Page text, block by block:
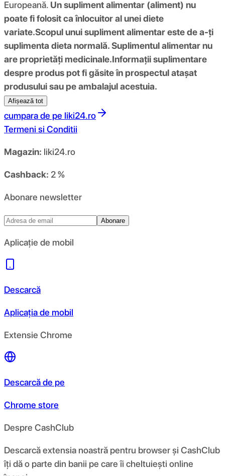
Europeană. Un supliment alimentar (aliment) nu
poate fi folosit ca înlocuitor al unei diete
variate.Scopul unui supliment alimentar este de a-ți
suplimenta dieta normală. Suplimentul alimentar nu
are proprietăți medicinale.Informații suplimentare
despre produs pot fi găsite în prospectul atașat
produsului sau pe ambalajul acestuia.
Afișează tot
cumpara de pe liki24.ro
Termeni si Conditii
Magazin: liki24.ro
Cashback: 2 %
Abonare newsletter
Abonare
Aplicație de mobil
Descarcă
Aplicația de mobil
Extensie Chrome
Descarcă de pe
Chrome store
Despre CashClub
Descarcă extensia noastră pentru browser și CashClub
îți dă o parte din banii pe care îi cheltuiești online